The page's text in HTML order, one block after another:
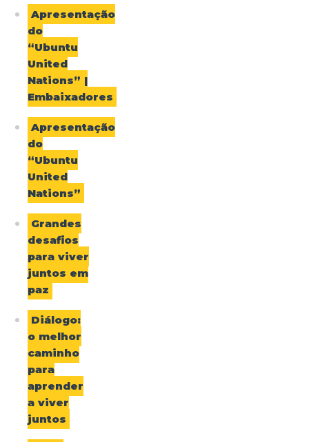
Apresentação
do
“Ubuntu
United
Nations” |
Embaixadores
Apresentação
do
“Ubuntu
United
Nations”
Grandes
desafios
para viver
juntos em
paz
Diálogo:
o melhor
caminho
para
aprender
a viver
juntos